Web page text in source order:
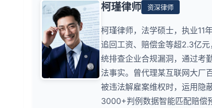
柯瑾律师 资深律师
柯瑾律师，法学硕士，执业11
追回工资、赔偿金等超2.3亿
统排查企业合规漏洞，通过考
法事实。曾代理某互联网大厂
被违法解雇案维权时，运用隐
3000+判例数据智能匹配赔偿